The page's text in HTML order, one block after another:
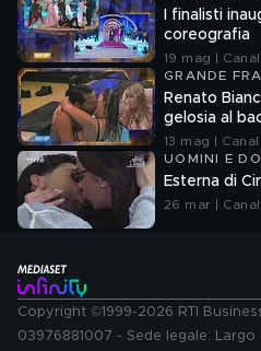
I finalisti
coreografia
19 mag |
GRANDE
Renato
gelosia al
13 mag |
UOMINI E
Esterna di
26 mar |
Copyright ©1999-2026 RTI
03976881007 - Sede legale: Largo